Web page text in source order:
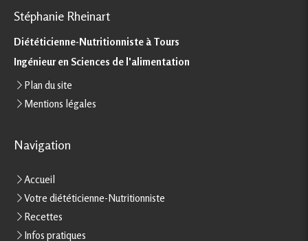
Stéphanie Rheinart
Diététicienne-Nutritionniste à Tours
Ingénieur en Sciences de l'alimentation
Plan du site
Mentions légales
Navigation
Accueil
Votre diététicienne-Nutritionniste
Recettes
Infos pratiques